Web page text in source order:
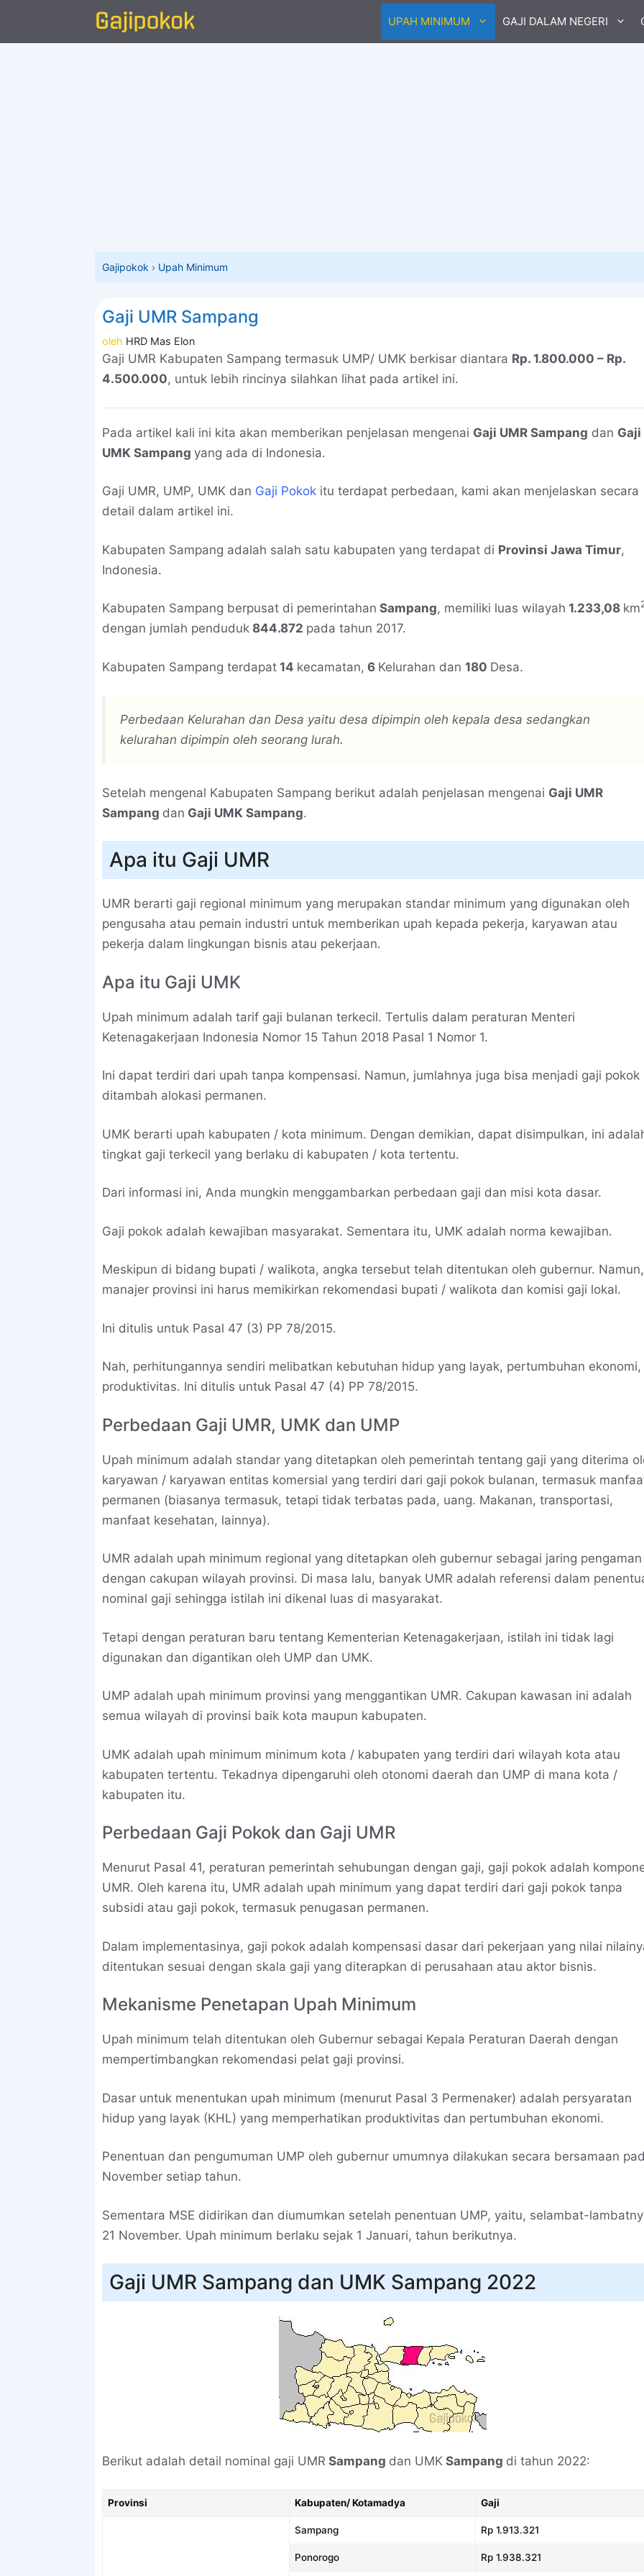
UPAH MINIMUM GAJI DALAM NEGERI
Gajipokok › Upah Minimum
Gaji UMR Sampang
oleh HRD Mas Elon
Gaji UMR Kabupaten Sampang termasuk UMP/ UMK berkisar diantara Rp. 1.800.000 – Rp.
4.500.000, untuk lebih rincinya silahkan lihat pada artikel ini.
Pada artikel kali ini kita akan memberikan penjelasan mengenai Gaji UMR Sampang dan Gaji
UMK Sampang yang ada di Indonesia.
Gaji UMR, UMP, UMK dan Gaji Pokok itu terdapat perbedaan, kami akan menjelaskan secara
detail dalam artikel ini.
Kabupaten Sampang adalah salah satu kabupaten yang terdapat di Provinsi Jawa Timur,
Indonesia.
Kabupaten Sampang berpusat di pemerintahan Sampang, memiliki luas wilayah 1.233,08 km
dengan jumlah penduduk 844.872 pada tahun 2017.
Kabupaten Sampang terdapat 14 kecamatan, 6 Kelurahan dan 180 Desa.
Perbedaan Kelurahan dan Desa yaitu desa dipimpin oleh kepala desa sedangkan
kelurahan dipimpin oleh seorang lurah.
Setelah mengenal Kabupaten Sampang berikut adalah penjelasan mengenai Gaji UMR
Sampang dan Gaji UMK Sampang.
Apa itu Gaji UMR
UMR berarti gaji regional minimum yang merupakan standar minimum yang digunakan oleh
pengusaha atau pemain industri untuk memberikan upah kepada pekerja, karyawan atau
pekerja dalam lingkungan bisnis atau pekerjaan.
Apa itu Gaji UMK
Upah minimum adalah tarif gaji bulanan terkecil. Tertulis dalam peraturan Menteri
Ketenagakerjaan Indonesia Nomor 15 Tahun 2018 Pasal 1 Nomor 1.
Ini dapat terdiri dari upah tanpa kompensasi. Namun, jumlahnya juga bisa menjadi gaji pokok
ditambah alokasi permanen.
UMK berarti upah kabupaten / kota minimum. Dengan demikian, dapat disimpulkan, ini
tingkat gaji terkecil yang berlaku di kabupaten / kota tertentu.
Dari informasi ini, Anda mungkin menggambarkan perbedaan gaji dan misi kota dasar.
Gaji pokok adalah kewajiban masyarakat. Sementara itu, UMK adalah norma kewajiban.
Meskipun di bidang bupati / walikota, angka tersebut telah ditentukan oleh gubernur. Namun,
manajer provinsi ini harus memikirkan rekomendasi bupati / walikota dan komisi gaji lokal.
Ini ditulis untuk Pasal 47 (3) PP 78/2015.
Nah, perhitungannya sendiri melibatkan kebutuhan hidup yang layak, pertumbuhan ekonomi,
produktivitas. Ini ditulis untuk Pasal 47 (4) PP 78/2015.
Perbedaan Gaji UMR, UMK dan UMP
Upah minimum adalah standar yang ditetapkan oleh pemerintah tentang gaji yang diterima
karyawan / karyawan entitas komersial yang terdiri dari gaji pokok bulanan, termasuk
permanen (biasanya termasuk, tetapi tidak terbatas pada, uang. Makanan, transportasi,
manfaat kesehatan, lainnya).
UMR adalah upah minimum regional yang ditetapkan oleh gubernur sebagai jaring pengaman
dengan cakupan wilayah provinsi. Di masa lalu, banyak UMR adalah referensi dalam
nominal gaji sehingga istilah ini dikenal luas di masyarakat.
Tetapi dengan peraturan baru tentang Kementerian Ketenagakerjaan, istilah ini tidak lagi
digunakan dan digantikan oleh UMP dan UMK.
UMP adalah upah minimum provinsi yang menggantikan UMR. Cakupan kawasan ini adalah
semua wilayah di provinsi baik kota maupun kabupaten.
UMK adalah upah minimum minimum kota / kabupaten yang terdiri dari wilayah kota atau
kabupaten tertentu. Tekadnya dipengaruhi oleh otonomi daerah dan UMP di mana kota /
kabupaten itu.
Perbedaan Gaji Pokok dan Gaji UMR
Menurut Pasal 41, peraturan pemerintah sehubungan dengan gaji, gaji pokok adalah
UMR. Oleh karena itu, UMR adalah upah minimum yang dapat terdiri dari gaji pokok tanpa
subsidi atau gaji pokok, termasuk penugasan permanen.
Dalam implementasinya, gaji pokok adalah kompensasi dasar dari pekerjaan yang nilai
ditentukan sesuai dengan skala gaji yang diterapkan di perusahaan atau aktor bisnis.
Mekanisme Penetapan Upah Minimum
Upah minimum telah ditentukan oleh Gubernur sebagai Kepala Peraturan Daerah dengan
mempertimbangkan rekomendasi pelat gaji provinsi.
Dasar untuk menentukan upah minimum (menurut Pasal 3 Permenaker) adalah persyaratan
hidup yang layak (KHL) yang memperhatikan produktivitas dan pertumbuhan ekonomi.
Penentuan dan pengumuman UMP oleh gubernur umumnya dilakukan secara bersamaan
November setiap tahun.
Sementara MSE didirikan dan diumumkan setelah penentuan UMP, yaitu, selambat-
21 November. Upah minimum berlaku sejak 1 Januari, tahun berikutnya.
Gaji UMR Sampang dan UMK Sampang 2022
Berikut adalah detail nominal gaji UMR Sampang dan UMK Sampang di tahun 2022:
Provinsi Kabupaten/ Kotamadya Gaji
Sampang Rp 1.913.321
Ponorogo Rp 1.938.321